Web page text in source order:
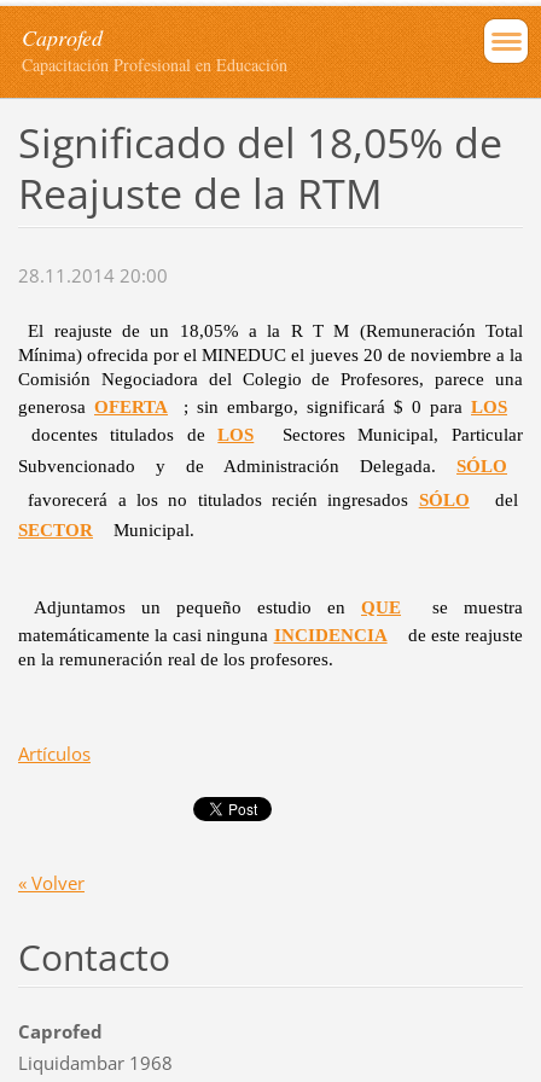
Caprofed
Capacitación Profesional en Educación
Significado del 18,05% de
Reajuste de la RTM
28.11.2014 20:00
El reajuste de un 18,05% a la R T M (Remuneración Total
Mínima) ofrecida por el MINEDUC el jueves 20 de noviembre a la
Comisión Negociadora del Colegio de Profesores, parece una
generosa OFERTA ; sin embargo, significará $ 0 paraLOS
docentes titulados deLOS
Sectores Municipal, Particular
Subvencionado y de Administración Delegada.SÓLO
favorecerá a los no titulados recién ingresados SÓLO
del
SECTOR
Municipal.
Adjuntamos un pequeño estudio enQUE
se muestra
matemáticamente la casi ninguna INCIDENCIA
de este reajuste
en la remuneración real de los profesores.
Artículos
« Volver
Contacto
Caprofed
Liquidambar 1968